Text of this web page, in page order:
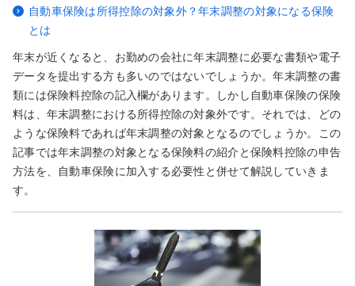
自動車保険は所得控除の対象外？年末調整の対象になる保険
とは
年末が近くなると、お勤めの会社に年末調整に必要な書類や電子
データを提出する方も多いのではないでしょうか。年末調整の書
類には保険料控除の記入欄があります。しかし自動車保険の保険
料は、年末調整における所得控除の対象外です。それでは、どの
ような保険料であれば年末調整の対象となるのでしょうか。この
記事では年末調整の対象となる保険料の紹介と保険料控除の申告
方法を、自動車保険に加入する必要性と併せて解説していきま
す。